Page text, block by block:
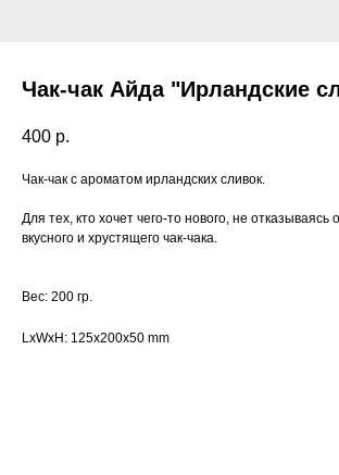
Чак-чак Айда "Ирландские
400 р.
Чак-чак с ароматом ирландских сливок.
Для тех, кто хочет чего-то нового, не отказываясь
вкусного и хрустящего чак-чака.
Вес: 200 гр.
LxWxH: 125x200x50 mm